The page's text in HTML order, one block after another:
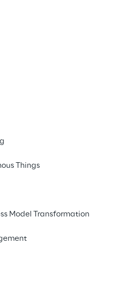
Things
Model Transformation